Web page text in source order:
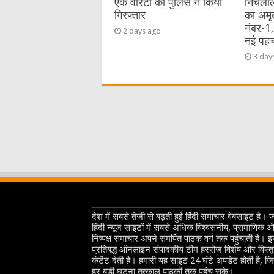
एक वारंटी को पुलिस ने किया
गिरफ्तार
2 days ago
का
नंबर-
नई
3
देश में सबसे तेजी से बढ़ती हुई हिंदी समाचार वेबसाइट है।
हिंदी न्यूज साइटों में सबसे अधिक विश्वसनीय, प्रामाणिक
निष्पक्ष समाचार अपने समर्पित पाठक वर्ग तक पहुंचाती है।
प्रतिबद्ध ऑनलाइन संपादकीय टीम हररोज विशेष और
कंटेंट देती है। हमारी यह साइट 24 घंटे अपडेट होती है,
हर बड़ी घटना तत्काल पाठकों तक पहुंच सके।